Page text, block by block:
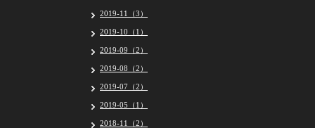
2019-11（3）
2019-10（1）
2019-09（2）
2019-08（2）
2019-07（2）
2019-05（1）
2018-11（2）